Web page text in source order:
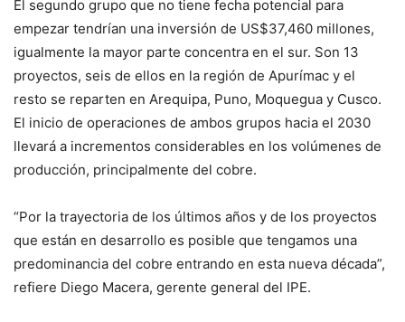
El segundo grupo que no tiene fecha potencial para
empezar tendrían una inversión de US$37,460 millones,
igualmente la mayor parte concentra en el sur. Son 13
proyectos, seis de ellos en la región de Apurímac y el
resto se reparten en Arequipa, Puno, Moquegua y Cusco.
El inicio de operaciones de ambos grupos hacia el 2030
llevará a incrementos considerables en los volúmenes de
producción, principalmente del cobre.
“Por la trayectoria de los últimos años y de los proyectos
que están en desarrollo es posible que tengamos una
predominancia del cobre entrando en esta nueva década”,
refiere Diego Macera, gerente general del IPE.